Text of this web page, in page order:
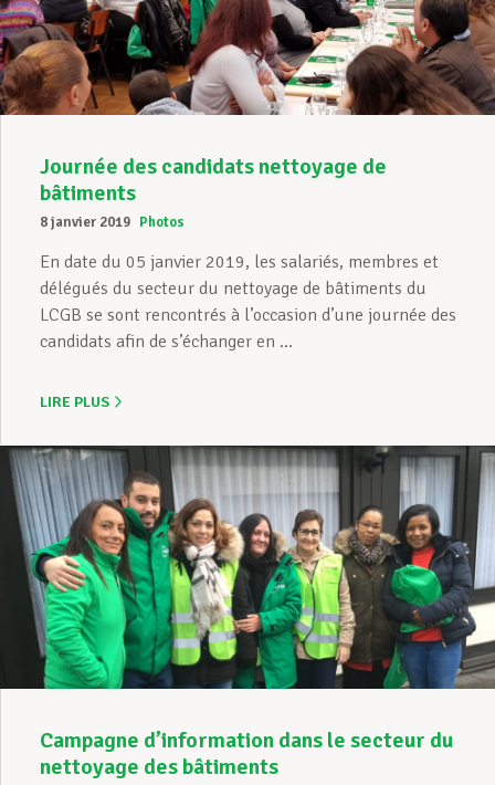
Assistance en vie privée
Devenir Membre
Actualités
Journée des candidats nettoyage de
bâtiments
8 janvier 2019 Photos
En date du 05 janvier 2019, les salariés, membres et
délégués du secteur du nettoyage de bâtiments du
LCGB se sont rencontrés à l’occasion d’une journée des
candidats afin de s’échanger en ...
LIRE PLUS
Campagne d’information dans le secteur du
nettoyage des bâtiments